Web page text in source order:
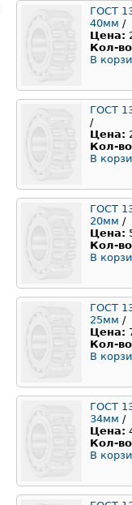
ГОСТ
40мм /
Цена:
Кол-
В
ГОСТ
/
Цена:
Кол-
В
ГОСТ
20мм /
Цена:
Кол-
В
ГОСТ
25мм /
Цена:
Кол-
В
ГОСТ
34мм /
Цена:
Кол-
В